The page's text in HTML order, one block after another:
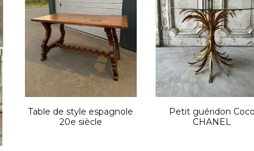
Table de style espagnole
20e siècle
Petit guéridon
CHANEL